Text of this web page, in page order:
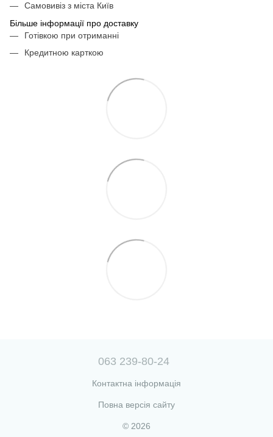
Самовивіз з міста Київ
Більше інформації про доставку
Готівкою при отриманні
Кредитною карткою
063 239-80-24
Контактна інформація
Повна версія сайту
© 2026